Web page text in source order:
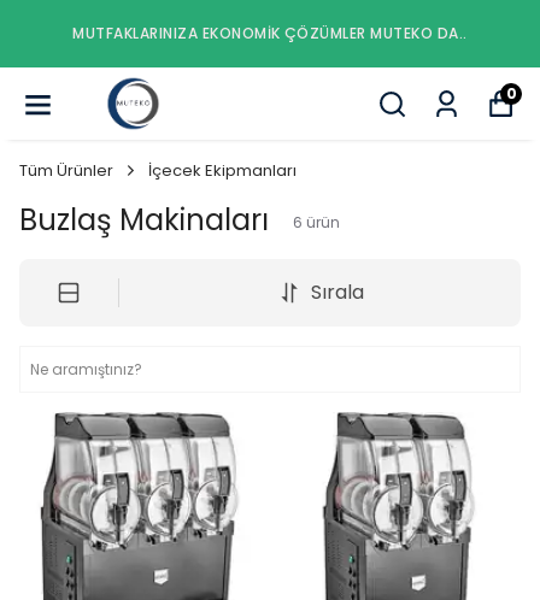
MUTFAKLARINIZA EKONOMIK ÇÖZÜMLER MUTEKO DA..
0
Tüm Ürünler İçecek Ekipmanları
Buzlaş Makinaları 6 ürün
Sırala